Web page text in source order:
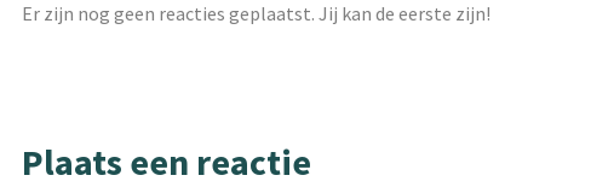
Er zijn nog geen reacties geplaatst. Jij kan de eerste zijn!
Plaats een reactie